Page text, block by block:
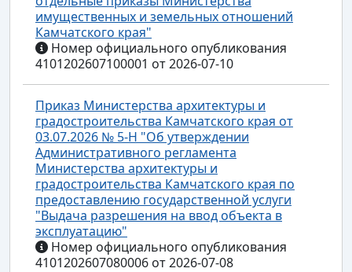
имущественных и земельных отношений
Камчатского края"
Номер официального опубликования
4101202607100001 от 2026-07-10
Приказ Министерства архитектуры и
градостроительства Камчатского края от
03.07.2026 № 5-Н "Об утверждении
Административного регламента
Министерства архитектуры и
градостроительства Камчатского края по
предоставлению государственной услуги
"Выдача разрешения на ввод объекта в
эксплуатацию"
Номер официального опубликования
4101202607080006 от 2026-07-08